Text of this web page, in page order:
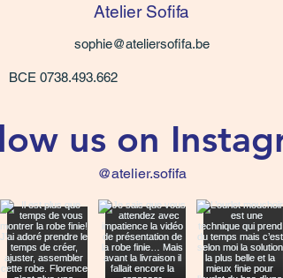
Atelier Sofifa
sophie@ateliersofifa.be
BCE 0738.493.662
us on
@atelier.sofifa